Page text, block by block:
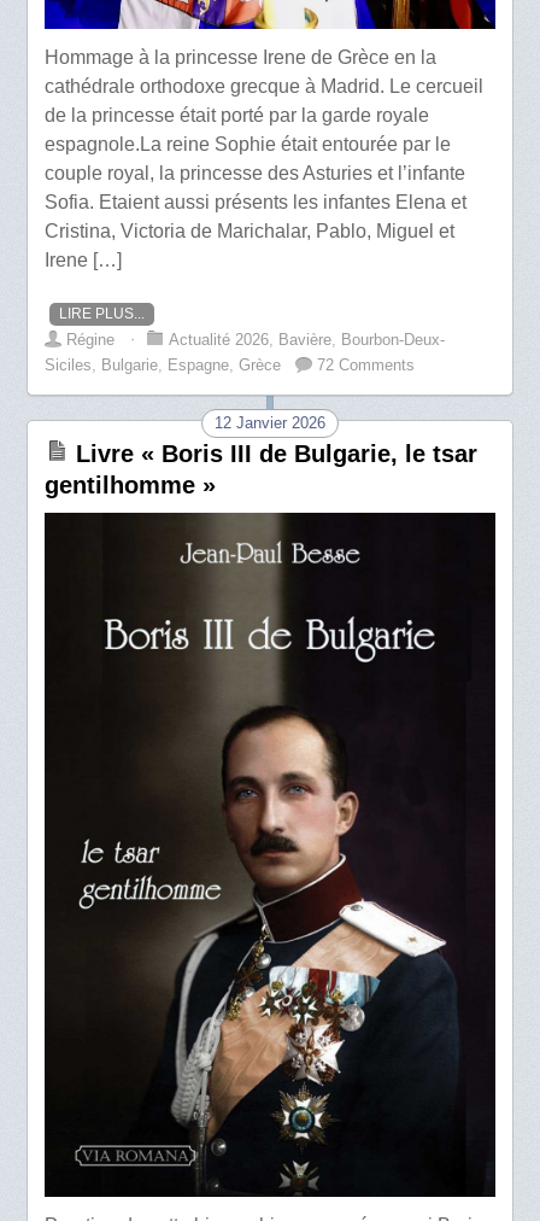
Hommage à la princesse Irene de Grèce en la
cathédrale orthodoxe grecque à Madrid. Le cercueil
de la princesse était porté par la garde royale
espagnole.La reine Sophie était entourée par le
couple royal, la princesse des Asturies et l’infante
Sofia. Etaient aussi présents les infantes Elena et
Cristina, Victoria de Marichalar, Pablo, Miguel et
Irene […]
LIRE PLUS...
Régine ⋅ Actualité 2026, Bavière, Bourbon-Deux-
Siciles, Bulgarie, Espagne,Grèce 72 Comments
12 Janvier 2026
Livre « Boris III de Bulgarie, le tsar
gentilhomme »